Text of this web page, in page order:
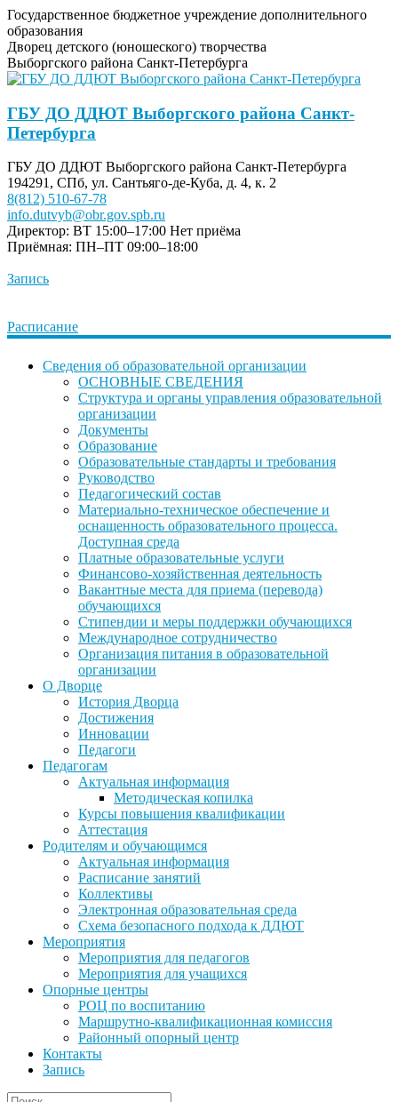
Государственное бюджетное учреждение дополнительного
образования
Дворец детского (юношеского) творчества
Выборгского района Санкт-Петербурга
ГБУ ДО ДДЮТ Выборгского района Санкт-
Петербурга
ГБУ ДО ДДЮТ Выборгского района Санкт-Петербурга
194291, СПб, ул. Сантьяго-де-Куба, д. 4, к. 2
8(812) 510-67-78
info.dutvyb@obr.gov.spb.ru
Директор: ВТ 15:00–17:00 Нет приёма
Приёмная: ПН–ПТ 09:00–18:00
Запись
Расписание
Сведения об образовательной организации
ОСНОВНЫЕ СВЕДЕНИЯ
Структура и органы управления образовательной
организации
Документы
Образование
Образовательные стандарты и требования
Руководство
Педагогический состав
Материально-техническое обеспечение и
оснащенность образовательного процесса.
Доступная среда
Платные образовательные услуги
Финансово-хозяйственная деятельность
Вакантные места для приема (перевода)
обучающихся
Стипендии и меры поддержки обучающихся
Международное сотрудничество
Организация питания в образовательной
организации
О Дворце
История Дворца
Достижения
Инновации
Педагоги
Педагогам
Актуальная информация
Методическая копилка
Курсы повышения квалификации
Аттестация
Родителям и обучающимся
Актуальная информация
Расписание занятий
Коллективы
Электронная образовательная среда
Схема безопасного подхода к ДДЮТ
Мероприятия
Мероприятия для педагогов
Мероприятия для учащихся
Опорные центры
РОЦ по воспитанию
Маршрутно-квалификационная комиссия
Районный опорный центр
Контакты
Запись